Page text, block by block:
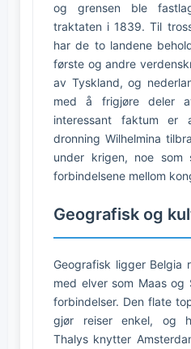
og grensen ble
traktaten i 1839. Til
har de to landene
første og andre
av Tyskland, og
med å frigjøre deler
interessant faktum er
dronning Wilhelmina
under krigen, noe som
forbindelsene mellom
Geografisk og
Geografisk ligger Belgia
med elver som Maas og
forbindelser. Den flate
gjør reiser enkel, og
Thalys knytter